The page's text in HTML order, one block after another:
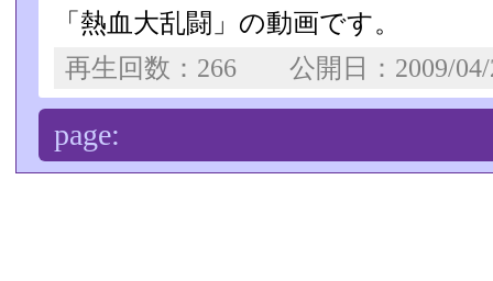
「熱血大乱闘」の動画です。
再生回数：266 公開日：
page: